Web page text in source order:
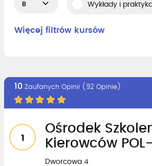
B Wykłady i
Więcej filtrów kursów
10 Zaufanych Opinii (92 Opinie)
1
Ośrodek
Kierowców
Dworcowa 4